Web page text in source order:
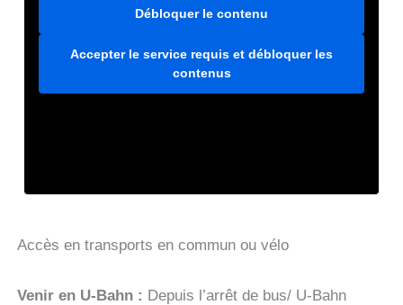
Débloquer le contenu
Accepter le service requis et débloquer les
contenus
Accès en transports en commun ou vélo
Venir en U-Bahn : Depuis l’arrêt de bus/ U-Bahn